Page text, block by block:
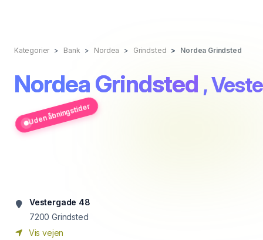
Kategorier Bank Nordea Grindsted Nordea Grindsted
Nordea Grindsted ,
Uden åbningstider
Vestergade 48
7200 Grindsted
Vis vejen